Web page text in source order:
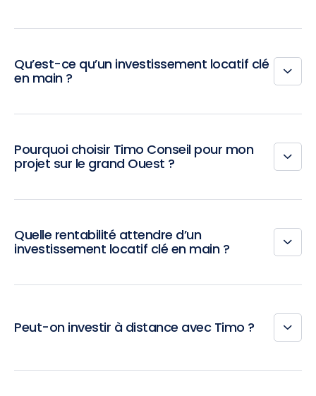
Qu’est-ce qu’un investissement locatif clé
en main ?
Pourquoi choisir Timo Conseil pour mon
projet sur le grand Ouest ?
Quelle rentabilité attendre d’un
investissement locatif clé en main ?
Peut-on investir à distance avec Timo ?